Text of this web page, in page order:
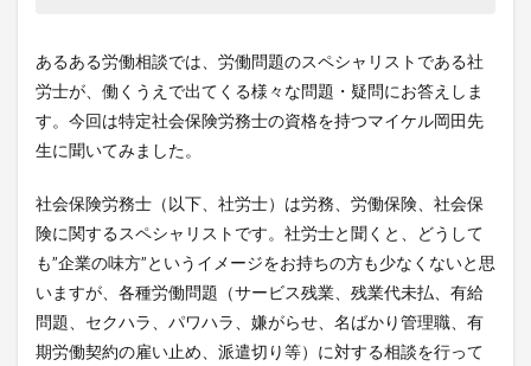
あるある労働相談では、労働問題のスペシャリストである社
労士が、働くうえで出てくる様々な問題・疑問にお答えしま
す。今回は特定社会保険労務士の資格を持つマイケル岡田先
生に聞いてみました。
社会保険労務士（以下、社労士）は労務、労働保険、社会保
険に関するスペシャリストです。社労士と聞くと、どうして
も”企業の味方”というイメージをお持ちの方も少なくないと思
いますが、各種労働問題（サービス残業、残業代未払、有給
問題、セクハラ、パワハラ、嫌がらせ、名ばかり管理職、有
期労働契約の雇い止め、派遣切り等）に対する相談を行って